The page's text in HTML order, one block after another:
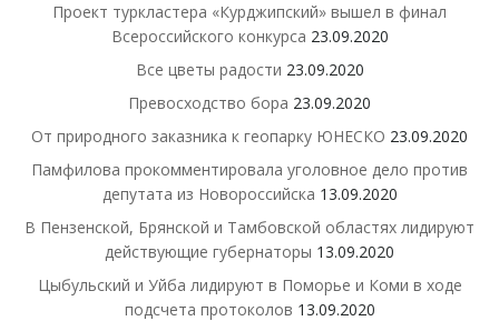
Проект туркластера «Курджипский» вышел в финал
Всероссийского конкурса 23.09.2020
Все цветы радости 23.09.2020
Превосходство бора 23.09.2020
От природного заказника к геопарку ЮНЕСКО 23.09.2020
Памфилова прокомментировала уголовное дело против
депутата из Новороссийска 13.09.2020
В Пензенской, Брянской и Тамбовской областях лидируют
действующие губернаторы 13.09.2020
Цыбульский и Уйба лидируют в Поморье и Коми в ходе
подсчета протоколов 13.09.2020